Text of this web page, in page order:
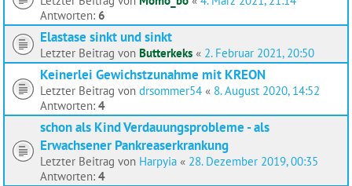
Antworten: 6
Elastase sinkt und sinkt
Letzter Beitrag von Butterkeks « 2. Februar 2021, 20:50
Keinerlei Gewichstzunahme mit KREON
Letzter Beitrag von drsommer54 « 8. August 2020, 14:52
Antworten: 4
schon als Kind Verdauungsprobleme - als
Erwachsener Pankreaserkrankung
Letzter Beitrag von Harpyia « 28. Dezember 2019, 00:35
Antworten: 4